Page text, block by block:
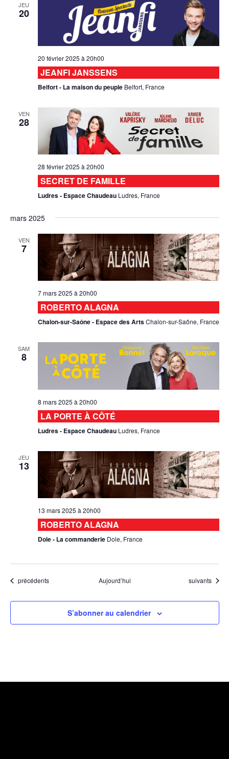
JEU
20
20 février 2025 à 20h00
JEANFI JANSSENS
Belfort - La maison du peuple Belfort, France
VEN
28
28 février 2025 à 20h00
SECRET DE FAMILLE
Ludres - Espace Chaudeau Ludres, France
mars 2025
VEN
7
7 mars 2025 à 20h00
ROBERTO ALAGNA
Chalon-sur-Saône - Espace des ArtsChalon-sur-Saône, France
SAM
8
8 mars 2025 à 20h00
LA PORTE À CÔTÉ
Ludres - Espace Chaudeau Ludres, France
JEU
13
13 mars 2025 à 20h00
ROBERTO ALAGNA
Dole - La commanderie Dole, France
Évènements
précédents Aujourd’hui Évènements
suivants
S’abonner au calendrier